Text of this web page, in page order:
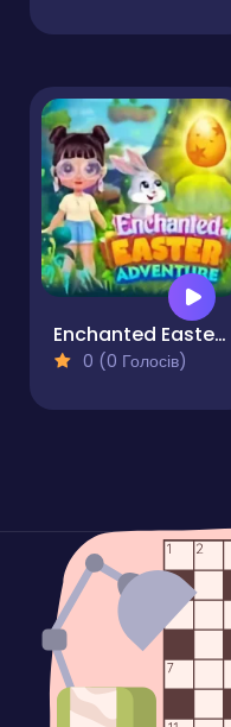
Enchanted Easter Adventure
0 (0 Голосів)